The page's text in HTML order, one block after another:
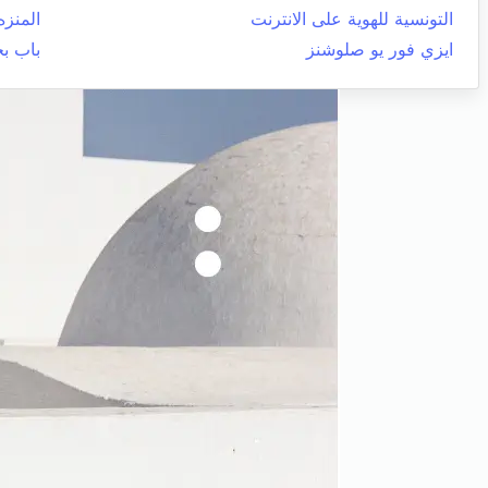
التونسية للهوية على الانترنت
ايزي فور يو صلوشنز
باب